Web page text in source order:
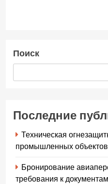
Поиск
Последние
Техническая
промышленных объектов
Бронирование
требования к